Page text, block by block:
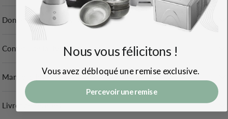
Données clés/détails techniques
Contenu de la livraison
Manuel d'instructions
Livret de recettes
Nous vous félicitons !
Vous avez débloqué une remise exclusive.
Percevoir une remise